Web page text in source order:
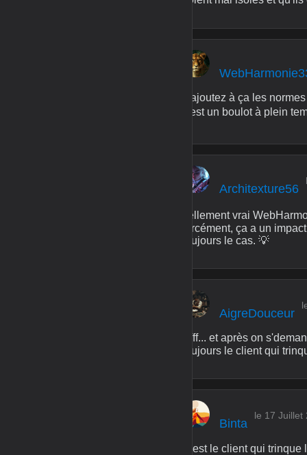
Rajoutez à ça les
c'est un boulot à plein
Architexture56
Tellement vrai
forcément, ça a un
toujours le cas. 💡
AigreDouceur
Pfff... et après on
toujours le client qui
Binta
le 17 Juillet
C'est le client qui